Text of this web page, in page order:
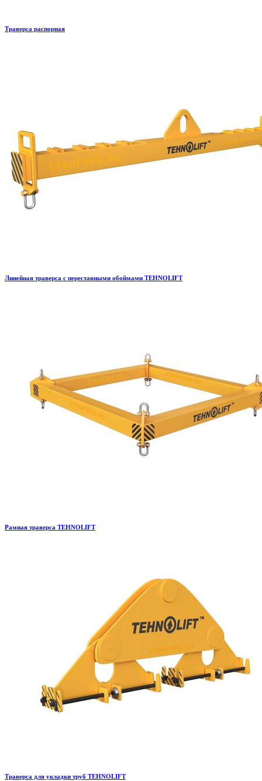
Траверса распорная
Линейная траверса с переставными обоймами TEHNOLIFT
Рамная траверса TEHNOLIFT
Траверса для укладки труб TEHNOLIFT